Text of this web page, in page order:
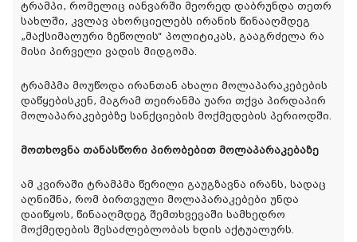
ტრამპი, რომელიც იანვარში მეორედ დაბრუნდა თეთრ
სახლში, კვლავ ახორციელებს ირანის წინააღმდეგ
„მაქსიმალური ზეწოლის“ პოლიტიკას, გააგრძელა რა
მისი პირველი ვადის მიდგომა.
ტრამპმა მოუწოდა ირანთან ახალი მოლაპარაკებების
დაწყებისკენ, მაგრამ თეირანმა უარი თქვა პირდაპირ
მოლაპარაკებებზე სანქციების მოქმედების პერიოდში.
მოთხოვნა თანასწორი პირობებით მოლაპარაკებაზე
ამ კვირაში ტრამპმა წერილი გაუგზავნა ირანს, სადაც
აღნიშნა, რომ ბირთვული მოლაპარაკებები უნდა
დაიწყოს, წინააღმდეგ შემთხვევაში სამხედრო
მოქმედების შესაძლებლობას ხდის აქტუალურს.